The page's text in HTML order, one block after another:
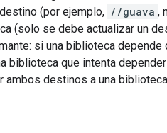
(por ejemplo, //guava ,
(solo se debe actualizar un
si una biblioteca depende
biblioteca que intenta
ambos destinos a una biblioteca